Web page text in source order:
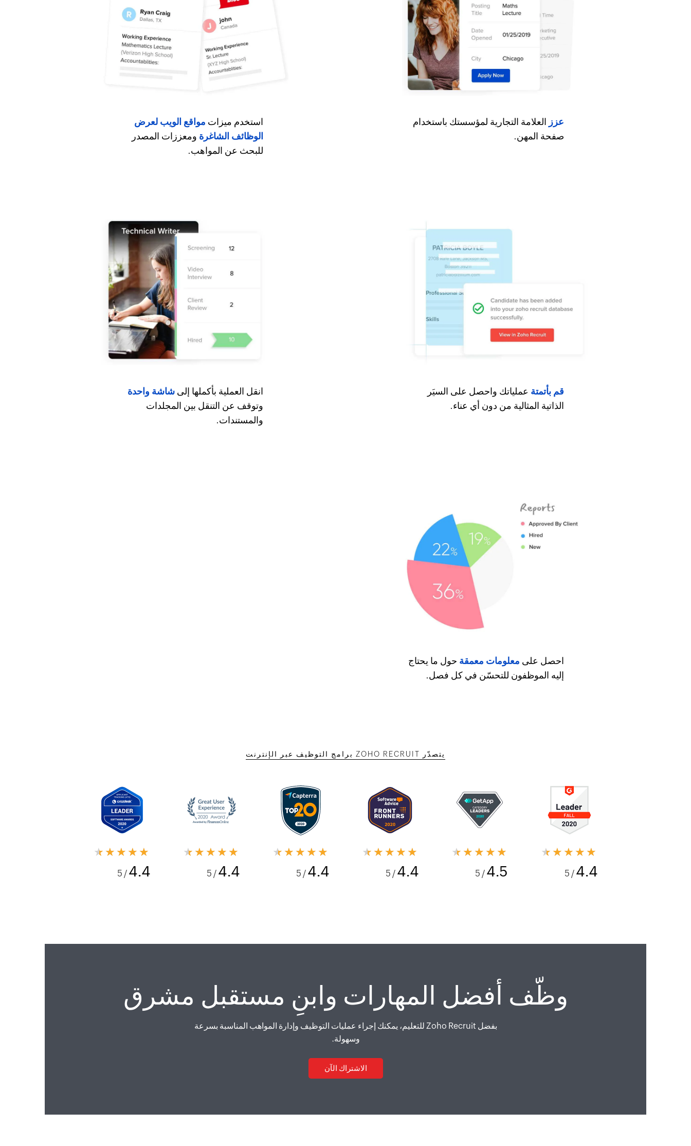
عزز العلامة التجارية لمؤسستك باستخدام
صفحة المهن.
استخدم ميزات مواقع الويب لعرض
الوظائف الشاغرة ومعززات المصدر
للبحث عن المواهب.
قم بأتمتة عملياتك واحصل على السيَر
الذاتية المثالية من دون أي عناء.
انقل العملية بأكملها إلى شاشة واحدة
وتوقف عن التنقل بين المجلدات
والمستندات.
احصل على معلومات معمقة حول ما يحتاج
إليه الموظفون للتحسّن في كل فصل.
يتصدّر ZOHO RECRUIT برامج التوظيف عبر الإنترنت
★★★★★
4.4
/ 5
★★★★★
4.5
/ 5
★★★★★
4.4
/ 5
★★★★★
4.4
/ 5
★★★★★
4.4
/ 5
★★★★★
4.4
/ 5
وظّف أفضل المهارات وابنِ مستقبل مشرق
بفضل Zoho Recruit للتعليم، يمكنك إجراء عمليات التوظيف وإدارة المواهب المناسبة بسرعة
وسهولة.
الاشتراك الآن